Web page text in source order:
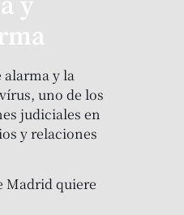
alarma y la
uno de los
judiciales en
y relaciones
Madrid quiere